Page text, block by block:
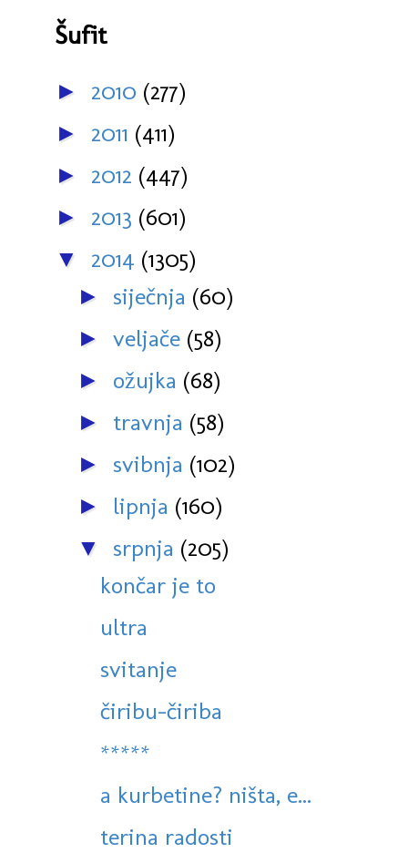
Šufit
► 2010 (277)
► 2011 (411)
► 2012 (447)
► 2013 (601)
▼ 2014 (1305)
► siječnja (60)
► veljače (58)
► ožujka (68)
► travnja (58)
► svibnja (102)
► lipnja (160)
▼ srpnja (205)
končar je to
ultra
svitanje
čiribu-čiriba
*****
a kurbetine? ništa, e...
terina radosti